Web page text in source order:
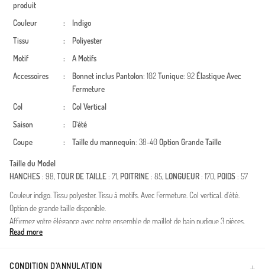
produit
Couleur :
Indigo
Tissu
:
Poliyester
Motif
:
A Motifs
Accessoires
: Bonnet inclus Pantolon: 102Tunique: 92 ÉlastiqueAvec
Fermeture
Col
:
Col Vertical
Saison
:
D`été
Coupe
: Taille du mannequin: 38-40Option Grande Taille
Taille du Model
HANCHES: 98,TOUR DE TAILLE: 71, POITRINE: 85, LONGUEUR: 170, POIDS: 57
Couleur indigo. Tissu polyester. Tissu à motifs. Avec Fermeture. Col vertical. d'été.
Option de grande taille disponible.
Affirmez votre élégance avec notre ensemble de maillot de bain pudique 3 pièces,
orné de motifs géométriques modernes. Conçu spécifiquement pour la femme
esthétique et fonctionnalité.L'ensemble comprend: Une tunique longue, un pantalon
Read more
CONDITION D’ANNULATION